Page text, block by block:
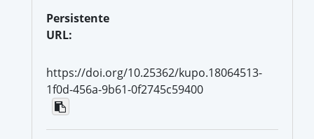
Persistente
URL:
https://doi.org/10.25362/kupo.18064513-
1f0d-456a-9b61-0f2745c59400